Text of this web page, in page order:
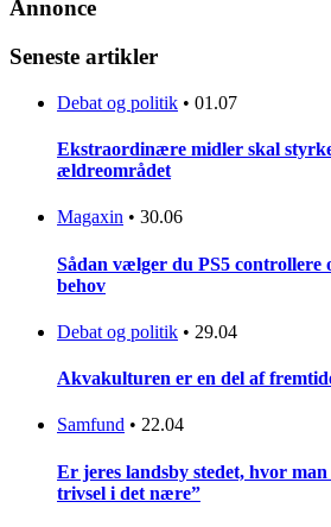
Annonce
Seneste artikler
Debat og politik • 01.07
Ekstraordinære midler skal
ældreområdet
Magaxin • 30.06
Sådan vælger du PS5 controllere
behov
Debat og politik • 29.04
Akvakulturen er en del af
Samfund • 22.04
Er jeres landsby stedet, hvor
trivsel i det nære”